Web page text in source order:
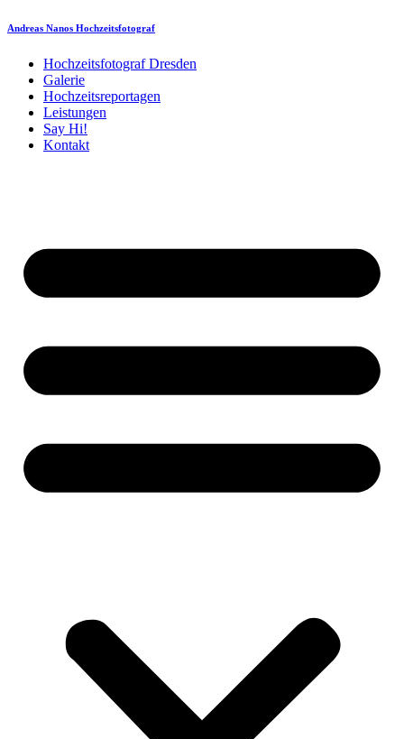
Andreas Nanos Hochzeitsfotograf
Hochzeitsfotograf Dresden
Galerie
Hochzeitsreportagen
Leistungen
Say Hi!
Kontakt